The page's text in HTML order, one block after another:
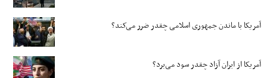
آمریکا با ماندن جمهوری اسلامی چقدر ضرر می‌کند؟
آمریکا از ایران آزاد چقدر سود می‌برد؟